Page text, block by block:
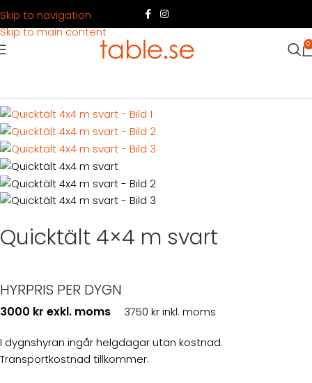
Skip to navigation
Skip to main content
0
Quicktält Quicktält 4×4 m svart
Quicktält 4×4 m svart
HYRPRIS PER DYGN
3000 kr exkl. moms 3750 kr inkl. moms
I dygnshyran ingår helgdagar utan kostnad.
Transportkostnad tillkommer.